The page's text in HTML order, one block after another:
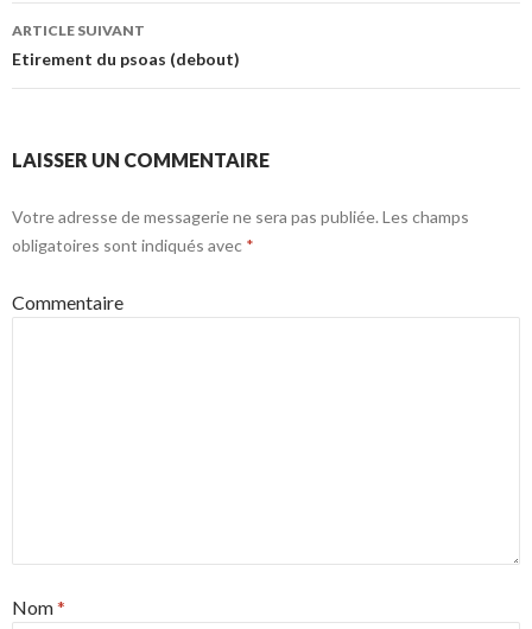
ARTICLE SUIVANT
Etirement du psoas (debout)
LAISSER UN COMMENTAIRE
Votre adresse de messagerie ne sera pas publiée. Les champs
obligatoires sont indiqués avec *
Commentaire
Nom*